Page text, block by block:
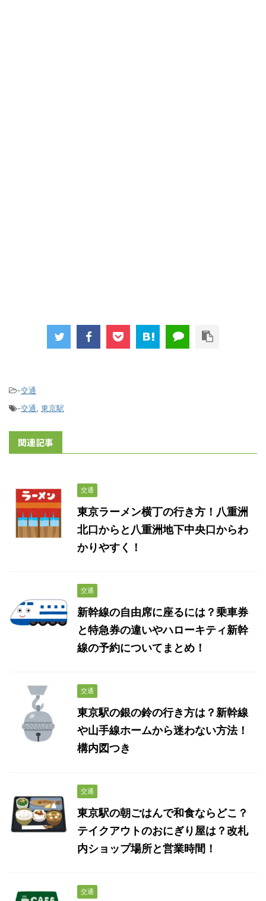
-交通
-交通, 東京駅
関連記事
交通
東京ラーメン横丁の行き方！八重洲
北口からと八重洲地下中央口からわ
かりやすく！
交通
新幹線の自由席に座るには？乗車券
と特急券の違いやハローキティ新幹
線の予約についてまとめ！
交通
東京駅の銀の鈴の行き方は？新幹線
や山手線ホームから迷わない方法！
構内図つき
交通
東京駅の朝ごはんで和食ならどこ？
テイクアウトのおにぎり屋は？改札
内ショップ場所と営業時間！
交通